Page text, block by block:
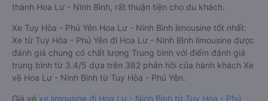
thành Hoa Lư - Ninh Bình, rất thuận tiện cho du khách.
Xe Tuy Hòa - Phú Yên Hoa Lư - Ninh Bình limousine tốt nhất:
Xe từ Tuy Hòa - Phú Yên đi Hoa Lư - Ninh Bình limousine được
đánh giá chung có chất lượng Trung bình với điểm đánh giá
trung bình từ 3.4/5 dựa trên 382 phản hồi của hành khách Xe
về Hoa Lư - Ninh Bình từ Tuy Hòa - Phú Yên.
Giá vé xe limousine đi Hoa Lư - Ninh Bình từ Tuy Hòa - Phú